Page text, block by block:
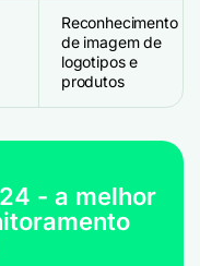
Reconhecimento
de imagem de
logotipos e
produtos
- a melhor